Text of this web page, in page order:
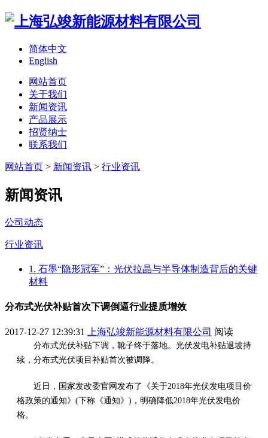
简体中文
English
网站首页
关于我们
新闻资讯
产品展示
招贤纳士
联系我们
网站首页 > 新闻资讯 > 行业资讯
新闻资讯
公司动态
行业资讯
1. 石墨“隐形冠军”：光伏拉晶与半导体制造背后的关键
材料
分布式光伏补贴首次下调倒逼行业提质增效
2017-12-27 12:39:31 上海弘竣新能源材料有限公司 阅读
分布式光伏补贴下调，靴子终于落地。光伏发电补贴退坡持
续，分布式光伏项目补贴首次被调降。
近日，国家发改委官网发布了《关于2018年光伏发电项目价
格政策的通知》(下称《通知》)，明确降低2018年光伏发电价
格。